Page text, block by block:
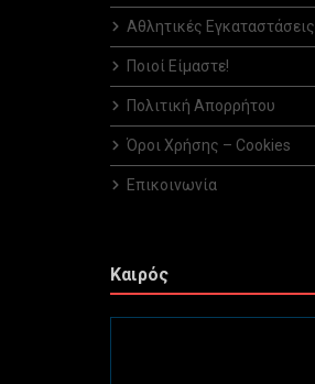
Αθλητικές Εγκαταστάσεις
Ποιοί Είμαστε!
Πολιτική Απορρήτου
Όροι Χρήσης – Cookies
Επικοινωνία
Καιρός